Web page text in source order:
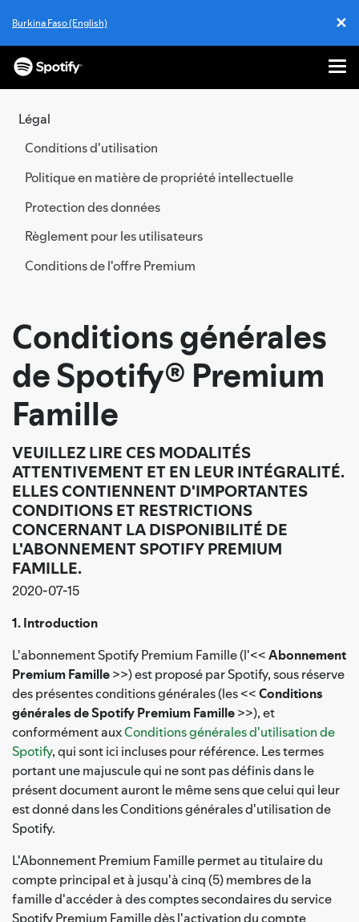
Burkina Faso (English)
✕
Légal
Conditions d'utilisation
Politique en matière de propriété intellectuelle
Protection des données
Règlement pour les utilisateurs
Conditions de l'offre Premium
Conditions générales
de Spotify® Premium
Famille
VEUILLEZ LIRE CES MODALITÉS
ATTENTIVEMENT ET EN LEUR INTÉGRALITÉ.
ELLES CONTIENNENT D'IMPORTANTES
CONDITIONS ET RESTRICTIONS
CONCERNANT LA DISPONIBILITÉ DE
L'ABONNEMENT SPOTIFY PREMIUM
FAMILLE.
2020-07-15
1. Introduction
L'abonnement Spotify Premium Famille (l'<<Abonnement
Premium Famille>>) est proposé par Spotify, sous réserve
des présentes conditions générales (les <<Conditions
générales de Spotify Premium Famille>>), et
conformément auxConditions générales d'utilisation de
Spotify, qui sont ici incluses pour référence. Les termes
portant une majuscule qui ne sont pas définis dans le
présent document auront le même sens que celui qui leur
est donné dans les Conditions générales d'utilisation de
Spotify.
L'Abonnement Premium Famille permet au titulaire du
compte principal et à jusqu'à cinq (5) membres de la
famille d'accéder à des comptes secondaires du service
Spotify Premium Famille dès l'activation du compte